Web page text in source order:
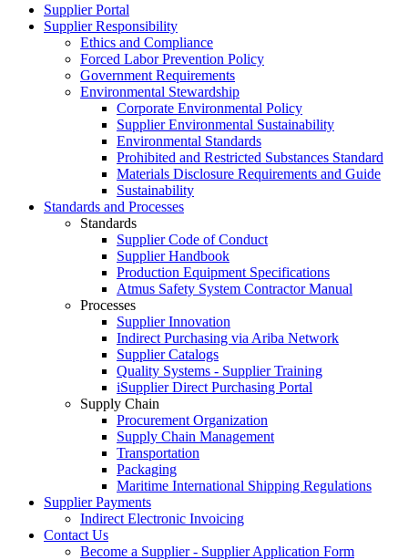
Supplier Portal
Supplier Responsibility
Ethics and Compliance​
Forced Labor Prevention Policy​
Government Requirements
Environmental Stewardship
Corporate Environmental Policy
Supplier Environmental Sustainability
Environmental Standards
Prohibited and Restricted Substances Standard
Materials Disclosure Requirements and Guide
Sustainability
Standards and Processes
Standards
Supplier Code of Conduct
Supplier Handbook
Production Equipment Specifications
Atmus Safety System Contractor Manual
Processes
Supplier Innovation
Indirect Purchasing via Ariba Network
Supplier Catalogs​
Quality Systems - Supplier Training
iSupplier Direct Purchasing Portal
Supply Chain
Procurement Organization
Supply Chain Management
Transportation​
Packaging​
Maritime International Shipping Regulations
Supplier Payments
Indirect Electronic Invoicing
Contact Us
Become a Supplier - Supplier Application Form